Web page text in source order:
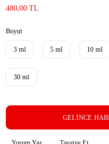
480,00 TL
Boyut
3 ml 5 ml 10 ml
30 ml
GELİNCE